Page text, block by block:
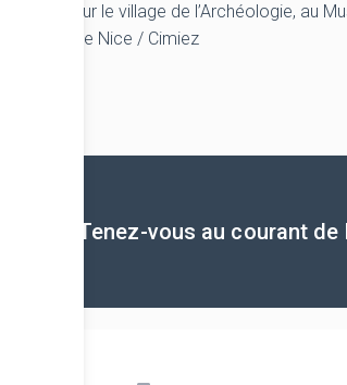
sur le village de l’Archéologie, au
de Nice / Cimiez
Tenez-vous au courant